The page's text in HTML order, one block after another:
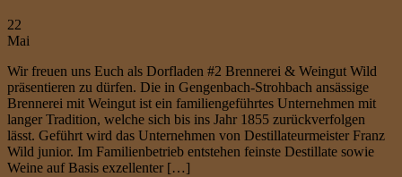
22
Mai
Wir freuen uns Euch als Dorfladen #2 Brennerei & Weingut Wild
präsentieren zu dürfen. Die in Gengenbach-Strohbach ansässige
Brennerei mit Weingut ist ein familiengeführtes Unternehmen mit
langer Tradition, welche sich bis ins Jahr 1855 zurückverfolgen
lässt. Geführt wird das Unternehmen von Destillateurmeister Franz
Wild junior. Im Familienbetrieb entstehen feinste Destillate sowie
Weine auf Basis exzellenter […]